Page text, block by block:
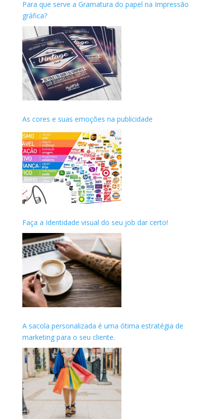
Para que serve a Gramatura do papel na Impressão
gráfica?
As cores e suas emoções na publicidade
Faça a Identidade visual do seu job dar certo!
A sacola personalizada é uma ótima estratégia de
marketing para o seu cliente.